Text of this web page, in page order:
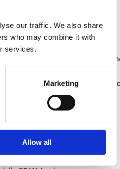
our traffic. We also share
who may combine it with
services.
Marketing
Allow all
e competenze trasversali
alle sfide ambientali e